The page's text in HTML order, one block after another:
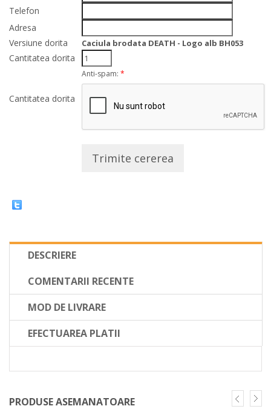
Telefon
Adresa
Versiune dorita
Caciula brodata DEATH - Logo alb BH053
Cantitatea dorita
Cantitatea dorita
Anti-spam: *
Trimite cererea
DESCRIERE
COMENTARII RECENTE
MOD DE LIVRARE
EFECTUAREA PLATII
PRODUSE ASEMANATOARE